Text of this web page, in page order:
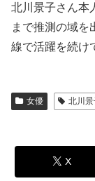
北川景子さん本
まで推測の域を
線で活躍を続け
女優 北川景
X